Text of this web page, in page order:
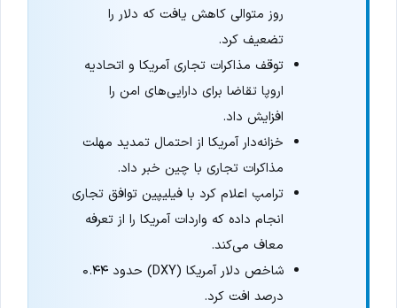
روز متوالی کاهش یافت که دلار را
تضعیف کرد.
توقف مذاکرات تجاری آمریکا و اتحادیه
اروپا تقاضا برای دارایی‌های امن را
افزایش داد.
خزانه‌دار آمریکا از احتمال تمدید مهلت
مذاکرات تجاری با چین خبر داد.
ترامپ اعلام کرد با فیلیپین توافق تجاری
انجام داده که واردات آمریکا را از تعرفه
معاف می‌کند.
شاخص دلار آمریکا (DXY) حدود ۰.۴۴
درصد افت کرد.